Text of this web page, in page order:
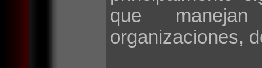
que
organizaciones,